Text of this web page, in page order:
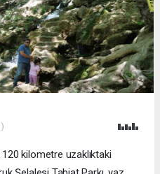
kilometre uzaklıktaki